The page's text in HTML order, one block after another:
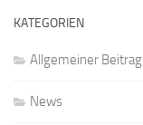
KATEGORIEN
Allgemeiner Beitrag
News